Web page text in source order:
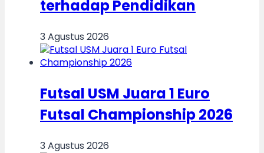
terhadap Pendidikan
3 Agustus 2026
Futsal USM Juara 1 Euro
Futsal Championship 2026
3 Agustus 2026